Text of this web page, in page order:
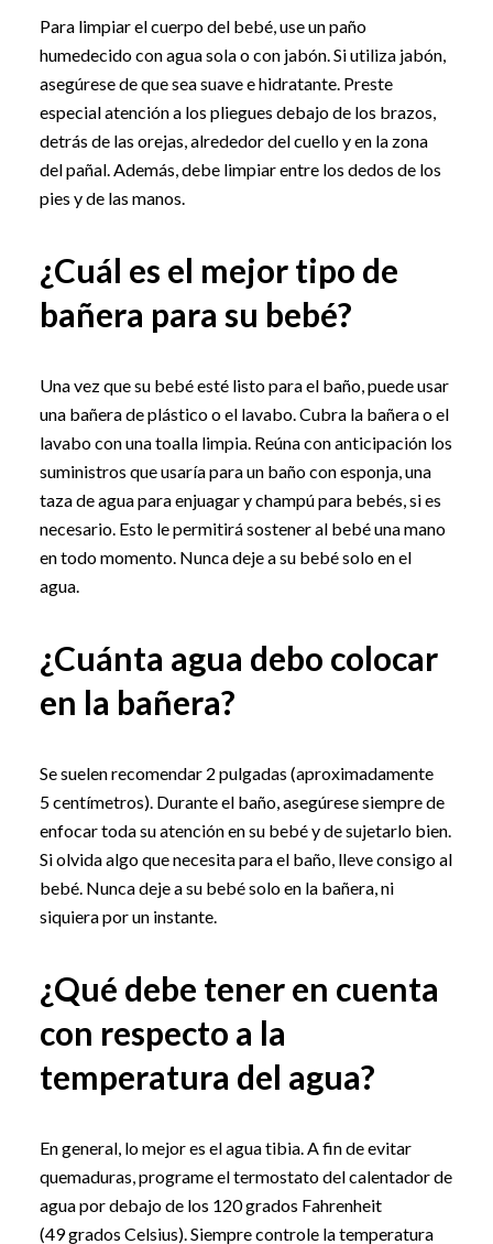
Para limpiar el cuerpo del bebé, use un paño
humedecido con agua sola o con jabón. Si utiliza jabón,
asegúrese de que sea suave e hidratante. Preste
especial atención a los pliegues debajo de los brazos,
detrás de las orejas, alrededor del cuello y en la zona
del pañal. Además, debe limpiar entre los dedos de los
pies y de las manos.
¿Cuál es el mejor tipo de
bañera para su bebé?
Una vez que su bebé esté listo para el baño, puede usar
una bañera de plástico o el lavabo. Cubra la bañera o el
lavabo con una toalla limpia. Reúna con anticipación los
suministros que usaría para un baño con esponja, una
taza de agua para enjuagar y champú para bebés, si es
necesario. Esto le permitirá sostener al bebé una mano
en todo momento. Nunca deje a su bebé solo en el
agua.
¿Cuánta agua debo colocar
en la bañera?
Se suelen recomendar 2 pulgadas (aproximadamente
5 centímetros). Durante el baño, asegúrese siempre de
enfocar toda su atención en su bebé y de sujetarlo bien.
Si olvida algo que necesita para el baño, lleve consigo al
bebé. Nunca deje a su bebé solo en la bañera, ni
siquiera por un instante.
¿Qué debe tener en cuenta
con respecto a la
temperatura del agua?
En general, lo mejor es el agua tibia. A fin de evitar
quemaduras, programe el termostato del calentador de
agua por debajo de los 120 grados Fahrenheit
(49 grados Celsius). Siempre controle la temperatura